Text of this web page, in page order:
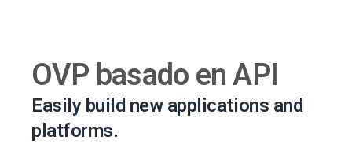
OVP basado en API
Easily build new applications and
platforms.